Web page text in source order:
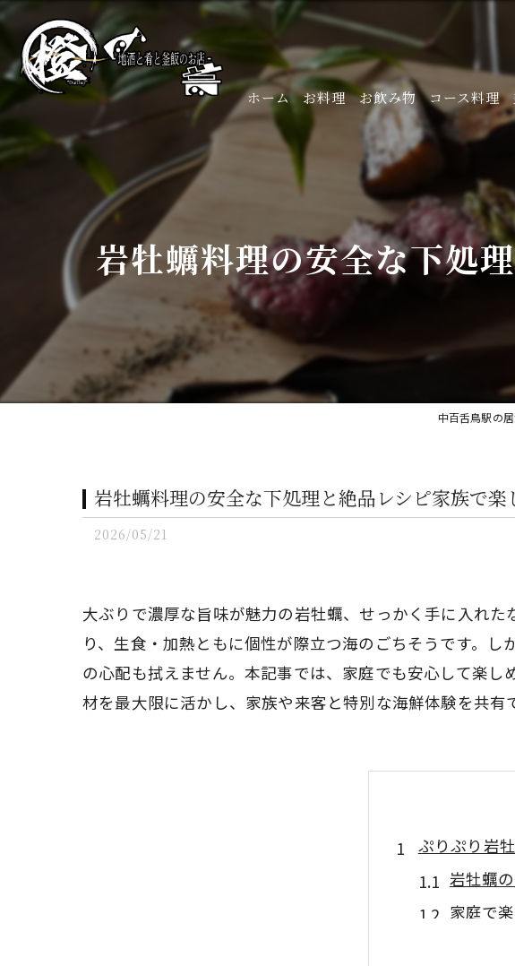
ホーム お料理 お飲み物 コース料理
岩牡蠣料理の安全な下処
中百舌鳥駅の
岩牡蠣料理の安全な下処理と絶品レシピ家族で楽
2026/05/21
大ぶりで濃厚な旨味が魅力の岩牡蠣、せっかく手に入れ
り、生食・加熱ともに個性が際立つ海のごちそうです。
の心配も拭えません。本記事では、家庭でも安心して楽
材を最大限に活かし、家族や来客と特別な海鮮体験を共有
ぷりぷり岩
岩牡蠣
家庭で
岩牡蠣